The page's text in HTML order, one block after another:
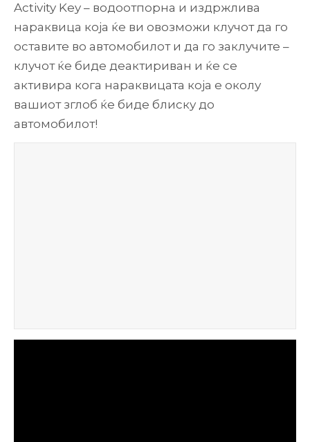
Activity Key – водоотпорна и издржлива
нараквица која ќе ви овозможи клучот да го
оставите во автомобилот и да го заклучите –
клучот ќе биде деактириван и ќе се
активира кога нараквицата која е околу
вашиот зглоб ќе биде блиску до
автомобилот!